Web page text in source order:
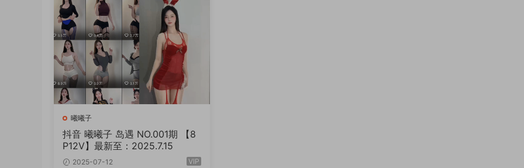
曦曦子
抖音 曦曦子 岛遇 NO.001期 【8
P12V】最新至：2025.7.15
2025-07-12 VIP